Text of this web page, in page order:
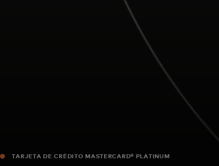
TARJETA DE CRÉDITO MASTERCARD® PLATINUM